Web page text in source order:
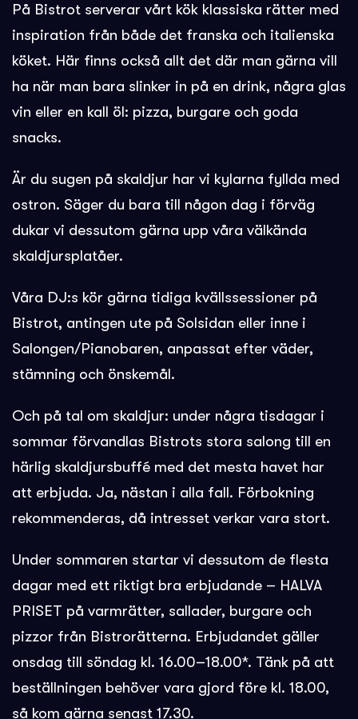
På Bistrot serverar vårt kök klassiska rätter med
inspiration från både det franska och italienska
köket. Här finns också allt det där man gärna vill
ha när man bara slinker in på en drink, några glas
vin eller en kall öl: pizza, burgare och goda
snacks.
Är du sugen på skaldjur har vi kylarna fyllda med
ostron. Säger du bara till någon dag i förväg
dukar vi dessutom gärna upp våra välkända
skaldjursplatåer.
Våra DJ:s kör gärna tidiga kvällssessioner på
Bistrot, antingen ute på Solsidan eller inne i
Salongen/Pianobaren, anpassat efter väder,
stämning och önskemål.
Och på tal om skaldjur: under några tisdagar i
sommar förvandlas Bistrots stora salong till en
härlig skaldjursbuffé med det mesta havet har
att erbjuda. Ja, nästan i alla fall. Förbokning
rekommenderas, då intresset verkar vara stort.
Under sommaren startar vi dessutom de flesta
dagar med ett riktigt bra erbjudande – HALVA
PRISET på varmrätter, sallader, burgare och
pizzor från Bistrorätterna. Erbjudandet gäller
onsdag till söndag kl. 16.00–18.00*. Tänk på att
beställningen behöver vara gjord före kl. 18.00,
så kom gärna senast 17.30.